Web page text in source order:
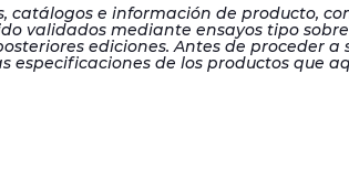
e información de producto,
validados mediante ensayos tipo
ediciones. Antes de proceder a
de los productos que